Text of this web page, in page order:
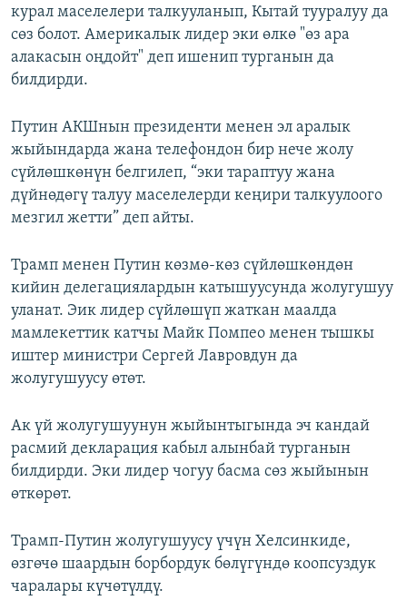
курал маселелери талкууланып, Кытай тууралуу да
сөз болот. Америкалык лидер эки өлкө "өз ара
алакасын оңдойт" деп ишенип турганын да
билдирди.
Путин АКШнын президенти менен эл аралык
жыйындарда жана телефондон бир нече жолу
сүйлөшкөнүн белгилеп, “эки тараптуу жана
дүйнөдөгү талуу маселелерди кеңири талкуулоого
мезгил жетти” деп айты.
Трамп менен Путин көзмө-көз сүйлөшкөндөн
кийин делегациялардын катышуусунда жолугушуу
уланат. Эик лидер сүйлөшүп жаткан маалда
мамлекеттик катчы Майк Помпео менен тышкы
иштер министри Сергей Лавровдун да
жолугушуусу өтөт.
Ак үй жолугушуунун жыйынтыгында эч кандай
расмий декларация кабыл алынбай турганын
билдирди. Эки лидер чогуу басма сөз жыйынын
өткөрөт.
Трамп-Путин жолугушуусу үчүн Хелсинкиде,
өзгөчө шаардын борбордук бөлүгүндө коопсуздук
чаралары күчөтүлдү.